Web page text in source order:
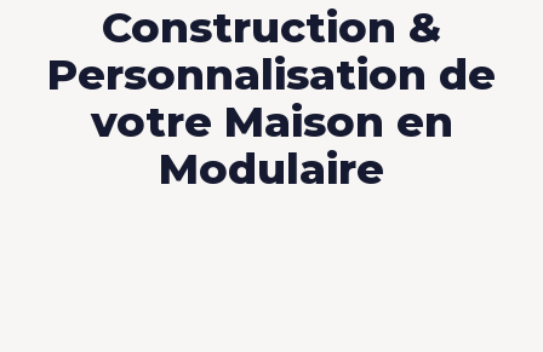
Construction &
Personnalisation de
votre Maison en
Modulaire